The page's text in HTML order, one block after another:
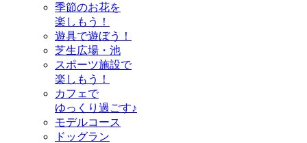
季節のお花を
楽しもう！
遊具で遊ぼう！
芝生広場・池
スポーツ施設で
楽しもう！
カフェで
ゆっくり過ごす♪
モデルコース
ドッグラン